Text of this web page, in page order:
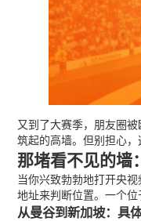
又到了大赛季，朋友圈
筑起的高墙。但别担心
那堵看不见的墙
当你兴致勃勃地打开央
地址来判断位置。一个
从曼谷到新加坡：具